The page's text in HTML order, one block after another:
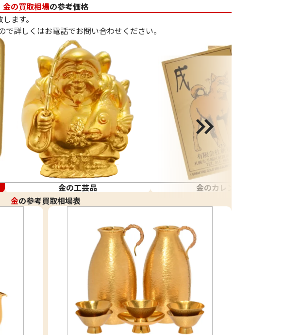
金の買取相場の参考価格
ます。
詳しくはお電話でお問い合わせください。
金の工芸品 金のカレンダー
金の参考買取相場表